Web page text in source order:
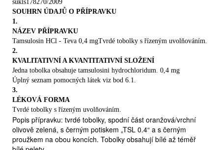
Inkoust:šelak, černý oxid železitý (E 172), propylenglykol
Držitel rozhodnutí o registraci:Teva Pharmaceuticals CR,
s.r.o.Praha, Česká republika
Výrobce:-
Synthon BV, Nijmegen, Nizozemsko
-
Synthon Hispania S.L., Sant Boi de Llobregat, Španělsko
-
Teva Santé, Sens Cedex, Francie
-
Pharmachemie BV, GA Haarlem, Nizozemsko
Velikost balení: 10, 14, 20, 28, 30, 50, 56, 60, 90, 100 a 200
tobolek s řízeným uvolňováním.Na trhu nemusí být všechny
velikosti balení.
1.
sukls178270/2009
SOUHRN ÚDAJŮ O PŘÍPRAVKU
1.
NÁZEV PŘÍPRAVKU
Tamsulosin HCl - Teva 0,4 mgTvrdé tobolky s řízeným uvolňováním.
2.
KVALITATIVNÍ A KVANTITATIVNÍ SLOŽENÍ
Jedna tobolka obsahuje tamsulosini hydrochloridum. 0,4 mg
Úplný seznam pomocných látek viz bod 6.1.
3.
LÉKOVÁ FORMA
Tvrdé tobolky s řízeným uvolňováním.
Popis přípravku: tvrdé tobolky, spodní část oranžová/vrchní
olivově zelená, s černým potiskem „TSL 0.4“ a s černým
proužkem na obou koncích. Tobolky obsahují bílé až téměř